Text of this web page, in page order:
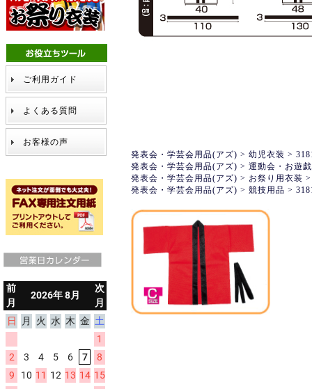
ご利用ガイド
よくある質問
お客様の声
発表会・学芸会用品(アズ) > 幼児衣装 >
発表会・学芸会用品(アズ) > 運動会・お遊
発表会・学芸会用品(アズ) > お祭り用衣装
発表会・学芸会用品(アズ) > 競技用品 >